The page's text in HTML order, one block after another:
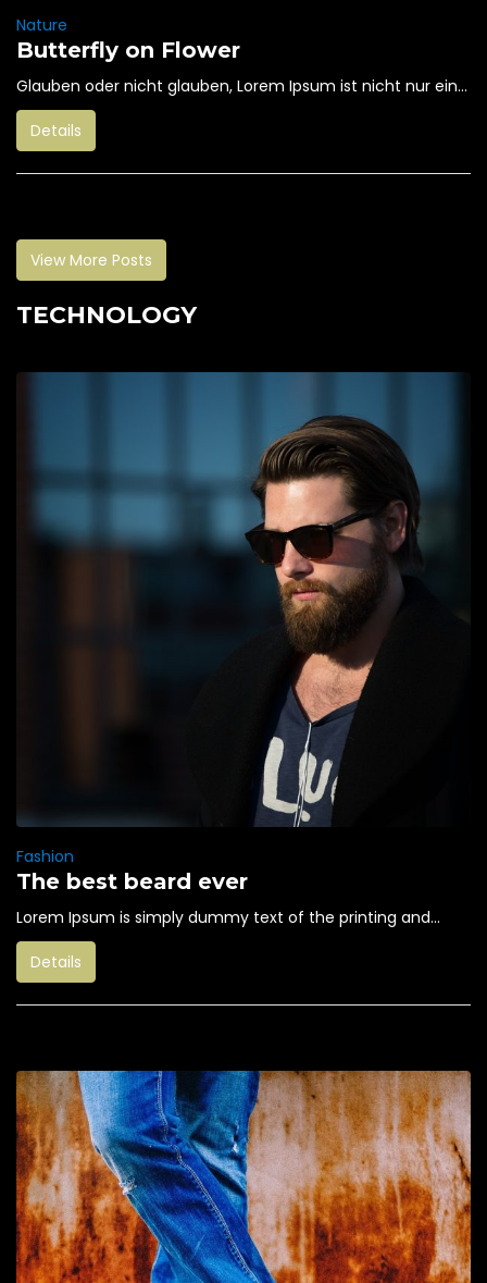
Nature
Butterfly on Flower
Glauben oder nicht glauben, Lorem Ipsum ist nicht nur ein...
Details
View More Posts
TECHNOLOGY
Fashion
The best beard ever
Lorem Ipsum is simply dummy text of the printing and...
Details